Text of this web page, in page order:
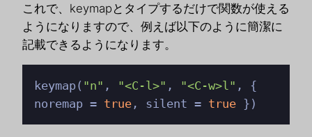
これで、keymapとタイプするだけで関数が使える
ようになりますので、例えば以下のように簡潔に
記載できるようになります。
keymap( "n" , "<C-l>" , "<C-w>l" , {
noremap = true, silent = true })